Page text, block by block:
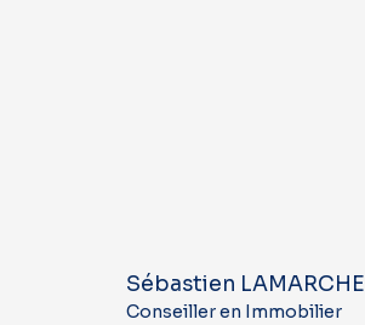
Sébastien LAMARCHE
Conseiller en Immobilier